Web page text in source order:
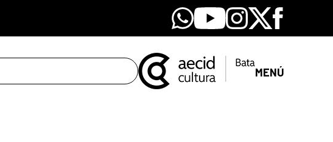
Whatsapp
YoutubeInstagram
X Facebook
MENÚ